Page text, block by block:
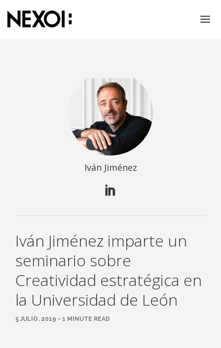
Iván Jiménez
Iván Jiménez imparte un
seminario sobre
Creatividad estratégica en
la Universidad de León
5 JULIO, 2019 - 1 MINUTE READ